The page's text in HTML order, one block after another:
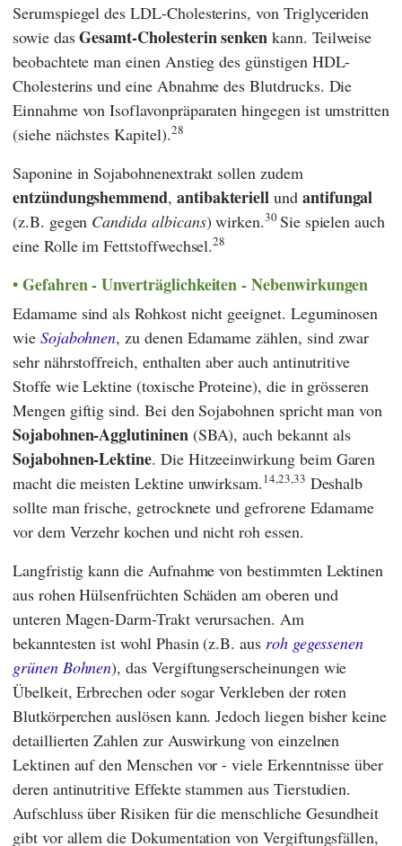
Serumspiegel des LDL-Cholesterins, von Triglyceriden
sowie dasGesamt-Cholesterin senken kann. Teilweise
beobachtete man einen Anstieg des günstigen HDL-
Cholesterins und eine Abnahme des Blutdrucks. Die
Einnahme von Isoflavonpräparaten hingegen ist umstritten
(siehe nächstes Kapitel).28
Saponine in Sojabohnenextrakt sollen zudem
entzündungshemmend, antibakteriell und antifungal
(z.B. gegen Candida albicans) wirken.30Sie spielen auch
eine Rolle im Fettstoffwechsel.28
Gefahren - Unverträglichkeiten - Nebenwirkungen
Edamame sind als Rohkost nicht geeignet. Leguminosen
wie Sojabohnen, zu denen Edamame zählen, sind zwar
sehr nährstoffreich, enthalten aber auch antinutritive
Stoffe wie Lektine (toxische Proteine), die in grösseren
Mengen giftig sind. Bei den Sojabohnen spricht man von
Sojabohnen-Agglutininen(SBA), auch bekannt als
Sojabohnen-Lektine. Die Hitzeeinwirkung beim Garen
macht die meisten Lektine unwirksam.14,23,33 Deshalb
sollte man frische, getrocknete und gefrorene Edamame
vor dem Verzehr kochen und nicht roh essen.
Langfristig kann die Aufnahme von bestimmten Lektinen
aus rohen Hülsenfrüchten Schäden am oberen und
unteren Magen-Darm-Trakt verursachen. Am
bekanntesten ist wohl Phasin (z.B. aus roh gegessenen
grünen Bohnen), das Vergiftungserscheinungen wie
Übelkeit, Erbrechen oder sogar Verkleben der roten
Blutkörperchen auslösen kann. Jedoch liegen bisher keine
detaillierten Zahlen zur Auswirkung von einzelnen
Lektinen auf den Menschen vor - viele Erkenntnisse über
deren antinutritive Effekte stammen aus Tierstudien.
Aufschluss über Risiken für die menschliche Gesundheit
gibt vor allem die Dokumentation von Vergiftungsfällen,